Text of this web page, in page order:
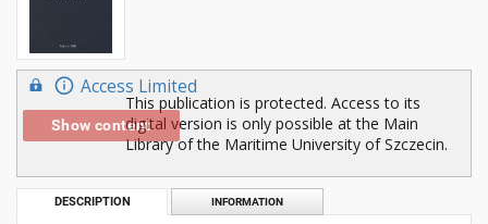
Access Limited
Show content
This publication is protected. Access to its
digital version is only possible at the Main
Library of the Maritime University of Szczecin.
DESCRIPTION INFORMATION